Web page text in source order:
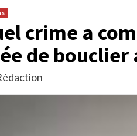
crime a
de bouclier